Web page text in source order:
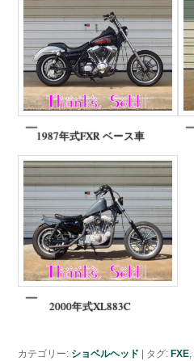
1987年式FXR ベース車
2000年式XL883C
カテゴリー: ショベルヘッド | タグ: FXE,